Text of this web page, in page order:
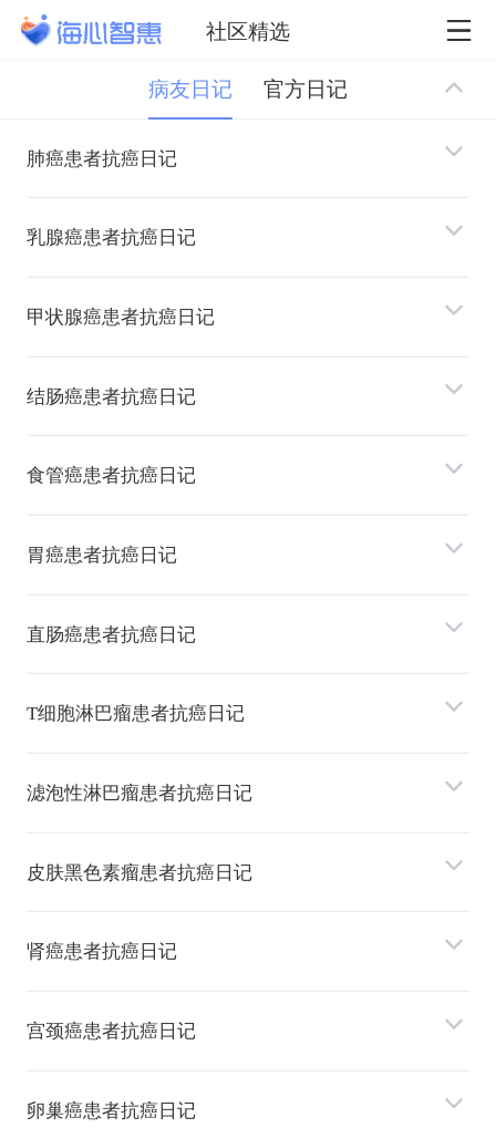
社区精选
病友日记 官方日记
肺癌患者抗癌日记
乳腺癌患者抗癌日记
甲状腺癌患者抗癌日记
结肠癌患者抗癌日记
⻝管癌患者抗癌日记
胃癌患者抗癌日记
直肠癌患者抗癌日记
T细胞淋巴瘤患者抗癌日记
滤泡性淋巴瘤患者抗癌日记
⽪肤⿊⾊素瘤患者抗癌日记
肾癌患者抗癌日记
宫颈癌患者抗癌日记
卵巢癌患者抗癌日记